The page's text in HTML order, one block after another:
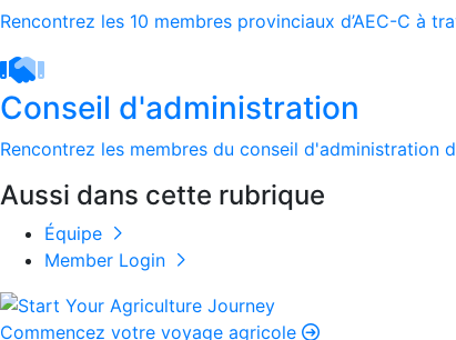
Rencontrez les 10 membres provinciaux d’AEC-C à
Conseil d'administration
Rencontrez les membres du conseil d'administration
Aussi dans cette rubrique
Équipe
Member Login
Commencez votre voyage agricole